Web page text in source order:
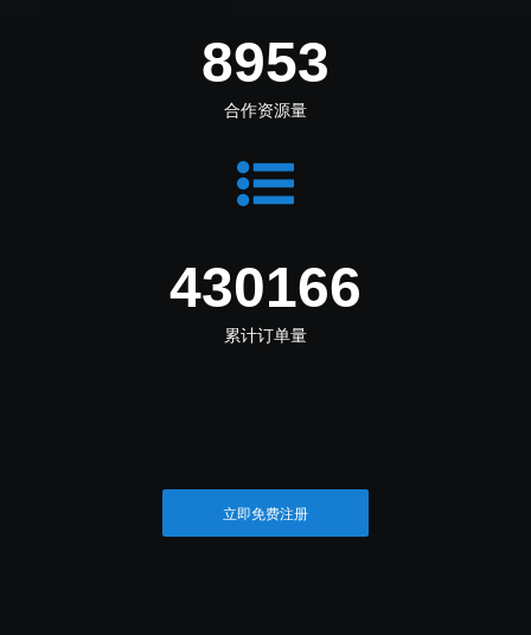
10028
合作资源量
481786
累计订单量
立即免费注册